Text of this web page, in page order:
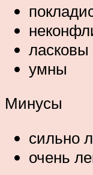
ласковы
умны
Минусы
сильно
очень